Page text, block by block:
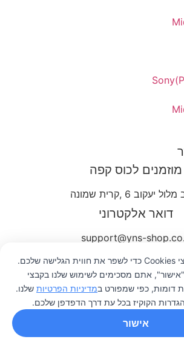
מוזמנים לכוס קפה
יעקוב 6 ,קרית שמונה
דואר אלקטרוני
support@yns-
שיחת פלאפון
050-842-1789
שלנו לפני כולם ולקבל
0
אנו משתמשים בקבצי Cookies כדי לשפר את חווית הגלישה שלכם.
אתם מסכימים לשימוש שלנו בקבצי
מדיניות הפרטיות שלנו.
הקוקיז בכל עת דרך הדפדפן שלכם.
אישור